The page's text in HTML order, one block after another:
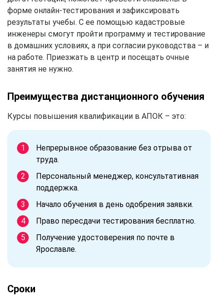
форме онлайн-тестирования и зафиксировать
результаты учебы. С ее помощью кадастровые
инженеры смогут пройти программу и тестирование
в домашних условиях, а при согласии руководства – и
на работе. Приезжать в центр и посещать очные
занятия не нужно.
Преимущества дистанционного обучения
Курсы повышения квалификации в АПОК – это:
Непрерывное образование без отрыва от
труда.
Персональный менеджер, консультативная
поддержка.
Начало обучения в день одобрения заявки.
Право пересдачи тестирования бесплатно.
Получение удостоверения по почте в
Ярославле.
Сроки